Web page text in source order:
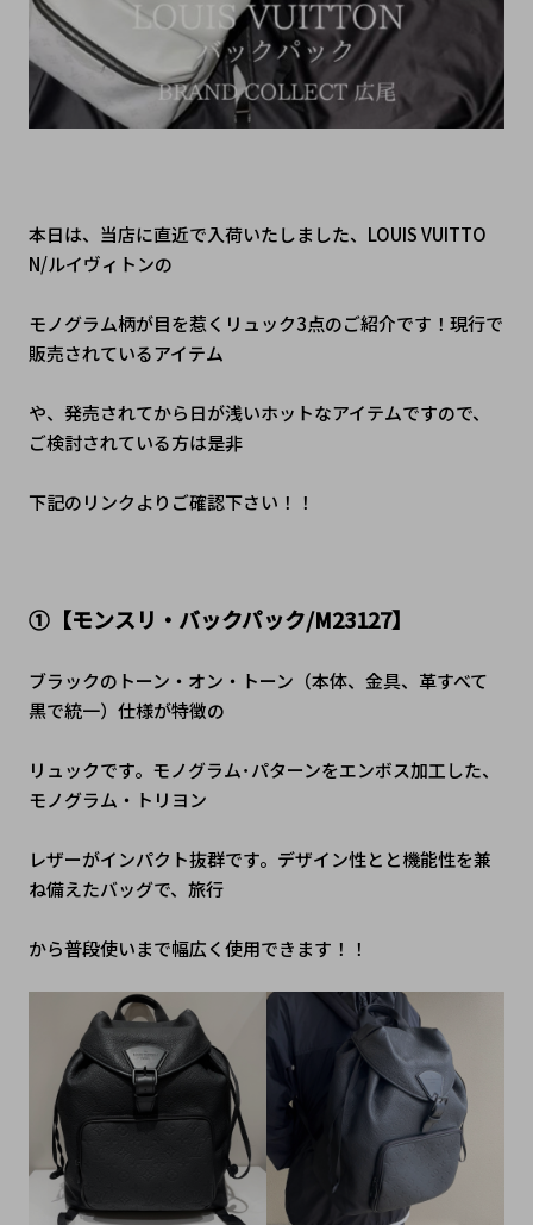
本日は、当店に直近で入荷いたしました、LOUIS VUITTO
N/ルイヴィトンの
モノグラム柄が目を惹くリュック3点のご紹介です！現行で
販売されているアイテム
や、発売されてから日が浅いホットなアイテムですので、
ご検討されている方は是非
下記のリンクよりご確認下さい！！
①【モンスリ・バックパック/M23127】
ブラックのトーン・オン・トーン（本体、金具、革すべて
黒で統一）仕様が特徴の
リュックです。モノグラム･パターンをエンボス加工した、
モノグラム・トリヨン
レザーがインパクト抜群です。デザイン性とと機能性を兼
ね備えたバッグで、旅行
から普段使いまで幅広く使用できます！！